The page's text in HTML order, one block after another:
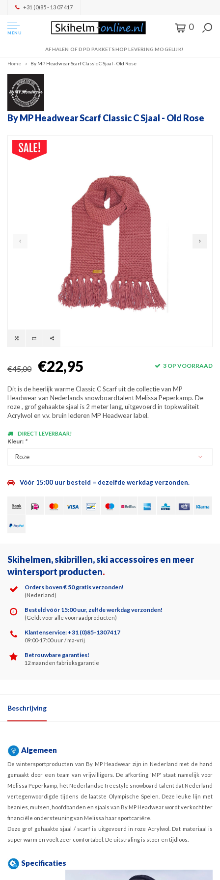
+31 (0)85 - 13 07 417
MENU
0
AFHALEN OF DPD PAKKETSHOP LEVERING MOGELIJK!
Home By MP Headwear Scarf Classic C Sjaal - Old Rose
By MP Headwear Scarf Classic C Sjaal - Old Rose
€45,00 €22,95 3 OP VOORRAAD
Dit is de heerlijk warme Classic C Scarf uit de collectie van MP
Headwear van Nederlands snowboardtalent Melissa Peperkamp. De
roze , grof gehaakte sjaal is 2 meter lang, uitgevoerd in topkwaliteit
Acrylwol en v.v. bruin lederen MP Headwear label.
DIRECT LEVERBAAR!
Kleur: *
Roze
Vóór 15:00 uur besteld = dezelfde werkdag verzonden.
Skihelmen, skibrillen, ski accessoires en meer
wintersport producten.
Orders boven € 50 gratis verzonden!
(Nederland)
Besteld vóór 15:00 uur, zelfde werkdag verzonden!
(Geldt voor alle voorraadproducten)
Klantenservice: +31 (0)85-1307417
09:00-17:00 uur / ma-vrij
Betrouwbare garanties!
12 maanden fabrieksgarantie
Beschrijving
Algemeen
De wintersportproducten van By MP Headwear zijn in Nederland met de hand
gemaakt door een team van vrijwilligers. De afkorting 'MP' staat namelijk voor
Melissa Peperkamp, hét Nederlandse freestyle snowboard talent dat Nederland
vertegenwoordigde tijdens de laatste Olympische Spelen. Deze leuke lijn met
beanies, mutsen, hoofdbanden en sjaals van By MP Headwear wordt verkocht ter
financiële ondersteuning van Melissa haar sportcariëre.
Deze grof gehaakte sjaal / scarf is uitgevoerd in roze Acrylwol. Dat materiaal is
super warm en voelt zeer comfortabel. De uitstraling is stoer en tijdloos.
Specificaties